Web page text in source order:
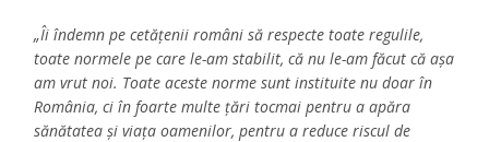
„Îi îndemn pe cetățenii români să respecte toate regulile,
toate normele pe care le-am stabilit, că nu le-am făcut că așa
am vrut noi. Toate aceste norme sunt instituite nu doar în
România, ci în foarte multe țări tocmai pentru a apăra
sănătatea și viața oamenilor, pentru a reduce riscul de